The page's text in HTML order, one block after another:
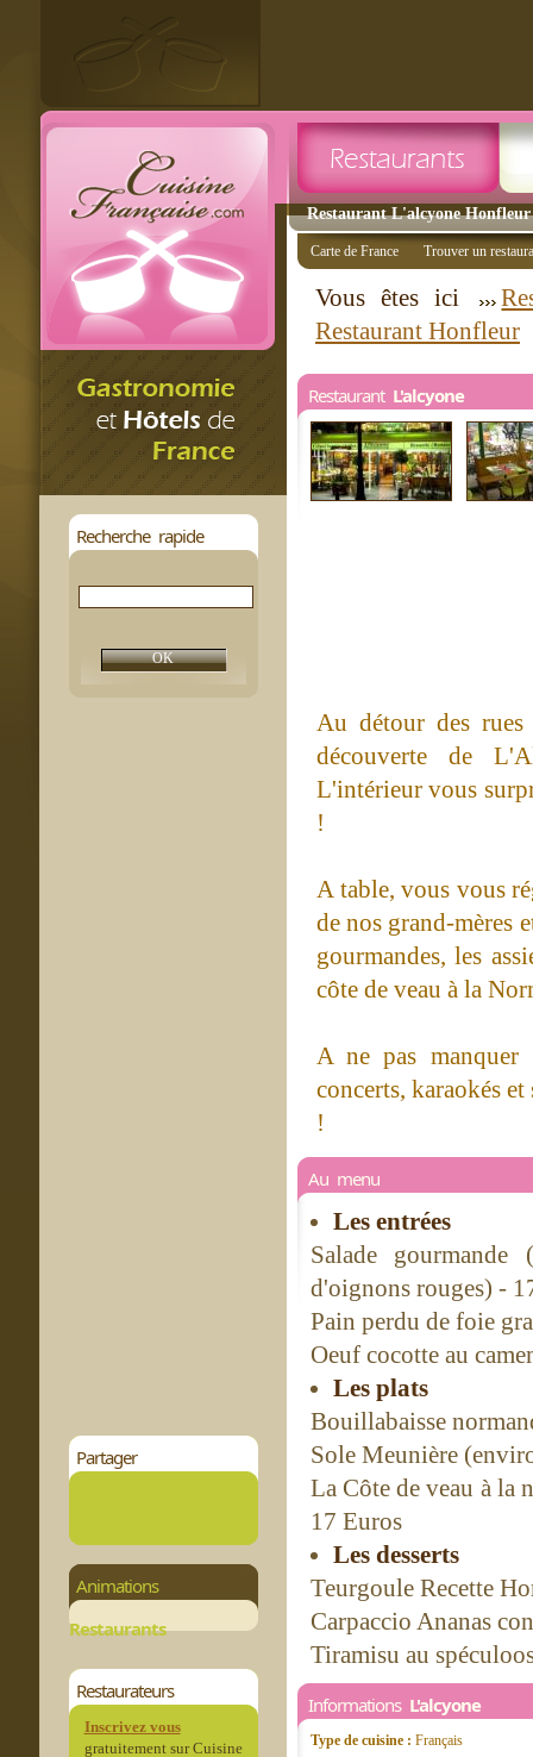
Restaurant L'alcyone
Recherche rapide
Partager
Animations
Restaurants
Restaurateurs
Inscrivez vous
gratuitement sur Cuisine
Carte de France Trouver un
Vous êtes ici
Restaurant Honfleur
Restaurant L'alcyone
Au détour des
découverte de
L'intérieur vous
!
A table, vous vous
de nos grand-mères
gourmandes, les
côte de veau à la
A ne pas manquer
concerts, karaokés
!
Au menu
Les entrées
Salade
d'oignons rouges) -
Pain perdu de foie
Oeuf cocotte au
Les plats
Bouillabaisse
Sole Meunière
La Côte de veau à la
17 Euros
Les desserts
Teurgoule Recette
Carpaccio Ananas
Tiramisu au
Informations L'alcyone
Type de cuisine : Français